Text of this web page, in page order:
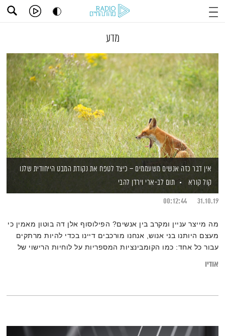
מדע
אין דבר כזה אנשים משעממים – כיצד לטפח את נקודת המבט הייחודית שלנו
קול קורא
תום לב-ארי וירדן להבי
31.10.19
00:12:44
מה מייצר עניין ומקרב בין אנשים? הפילוסוף אלן דה בוטון מאמין כי
מעצם היותנו בני אנוש, אנחנו מורכבים דיינו בכדי להיות מרתקים
עבור כל אחד: כמו הקומבינציות המספריות על לוחיות הרישוי של
אודיו